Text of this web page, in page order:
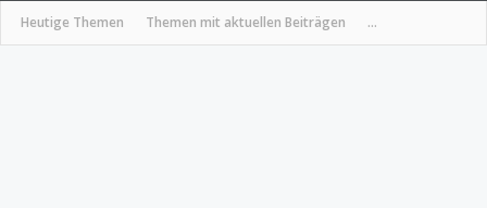
Heutige Themen Themen mit aktuellen Beiträgen ...